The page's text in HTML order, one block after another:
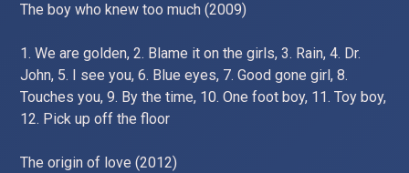
The boy who knew too much (2009)
1. We are golden, 2. Blame it on the girls, 3. Rain, 4. Dr.
John, 5. I see you, 6. Blue eyes, 7. Good gone girl, 8.
Touches you, 9. By the time, 10. One foot boy, 11. Toy boy,
12. Pick up off the floor
The origin of love (2012)